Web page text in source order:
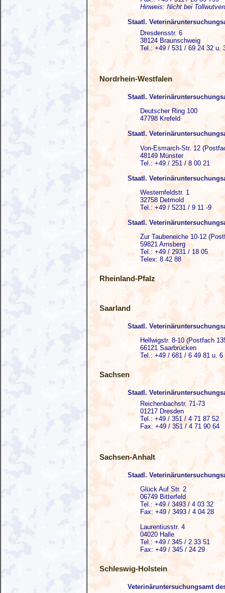
Hinweis: Nicht bei
Staatl.
Dresdensstr. 6
38124 Braunschweig
Tel.: +49 / 531 / 69 24 32 u.
Nordrhein-Westfalen
Staatl.
Deutscher Ring 100
47798 Krefeld
Staatl.
Von-Esmarch-Str. 12
48149 Münster
Tel.: +49 / 251 / 8 00 21
Staatl.
Westernfeldstr. 1
32758 Detmold
Tel.: +49 / 5231 / 9 11 -9
Staatl.
Zur Taubeneiche 10-12
59821 Arnsberg
Tel.: +49 / 2931 / 18 05
Telex: 8 42 88
Rheinland-Pfalz
Saarland
Staatl.
Hellwigstr. 8-10 (Postfach
66121 Saarbrücken
Tel.: +49 / 681 / 6 49 81 u. 6
Sachsen
Staatl.
Reichenbachstr. 71-73
01217 Dresden
Tel.: +49 / 351 / 4 71 87 52
Fax: +49 / 351 / 4 71 90 64
Sachsen-Anhalt
Staatl.
Glück Auf Str. 2
06749 Bitterfeld
Tel.: +49 / 3493 / 4 03 32
Fax: +49 / 3493 / 4 04 28
Laurentiusstr. 4
04020 Halle
Tel.: +49 / 345 / 2 33 51
Fax: +49 / 345 / 24 29
Schleswig-Holstein
Veterinäruntersuchungsamt